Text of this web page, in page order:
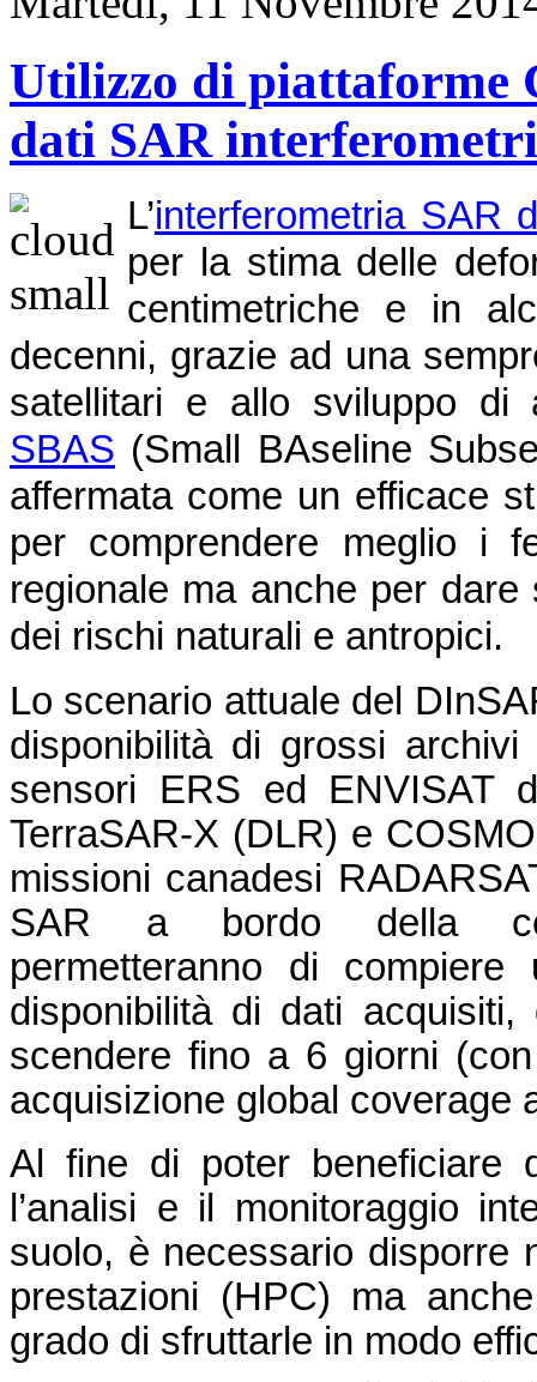
Utilizzo di piattaforme
dati SAR
L’interferometria SAR
per la stima delle
centimetriche e in
decenni, grazie ad una
satellitari e allo sviluppo
SBAS (Small BAseline
affermata come un efficace
per comprendere meglio i
regionale ma anche per
dei rischi naturali e antropici.
Lo scenario attuale del
disponibilità di grossi
sensori ERS ed ENVISAT
TerraSAR-X (DLR) e
missioni canadesi
SAR a bordo della
permetteranno di
disponibilità di dati
scendere fino a 6 giorni
acquisizione global coverage
Al fine di poter beneficiare
l’analisi e il monitoraggio
suolo, è necessario disporre
prestazioni (HPC) ma
grado di sfruttarle in modo